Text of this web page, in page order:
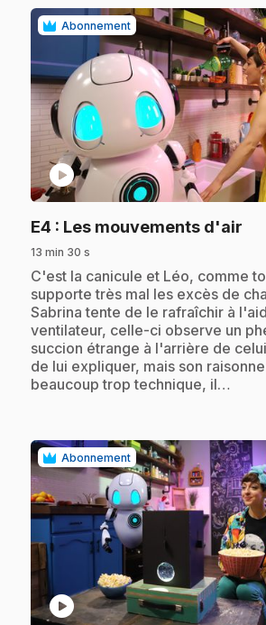
Abonnement
play_circle
E4 : Les mouvements d'air
13 min 30 s
.C'est la canicule et Léo, comme
supporte très mal les excès de
Sabrina tente de le rafraîchir à
ventilateur, celle-ci observe un
succion étrange à l'arrière de
de lui expliquer, mais son
beaucoup trop technique, il…
Abonnement
play_circle